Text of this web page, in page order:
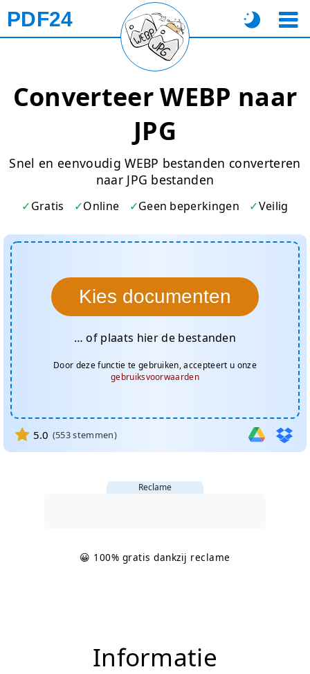
PDF24
Converteer WEBP naar
JPG
Snel en eenvoudig WEBP bestanden converteren
naar JPG bestanden
Gratis Online Geen beperkingen Veilig
Kies documenten
… of plaats hier de bestanden
Door deze functie te gebruiken, accepteert u onze
gebruiksvoorwaarden
5.0 (553stemmen)
Reclame
😀 100% gratis dankzij reclame
Informatie